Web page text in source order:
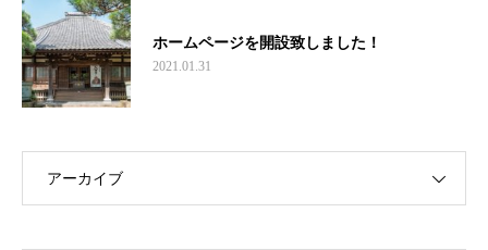
ホームページを開設致しました！
2021.01.31
アーカイブ